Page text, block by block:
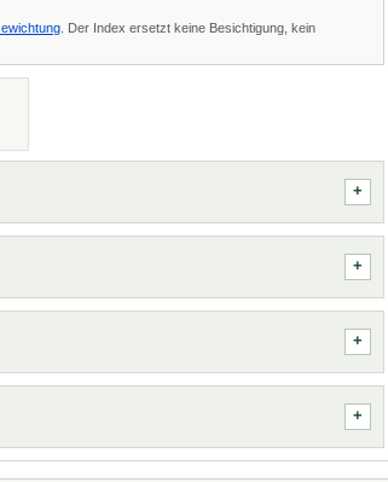
. Der Index ersetzt keine Besichtigung, kein